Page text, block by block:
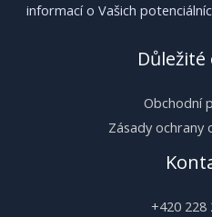
informací o Vašich
Důležité
Obchodní
Zásady ochrany
+420 228